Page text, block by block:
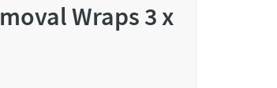
Wraps 3 x